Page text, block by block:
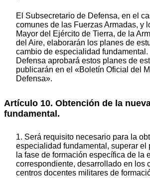
El Subsecretario de Defensa, en el
comunes de las Fuerzas Armadas, y
Mayor del Ejército de Tierra, de la
del Aire, elaborarán los planes de
cambio de especialidad
Defensa aprobará estos planes de
publicarán en el «Boletín Oficial del
Defensa».
Artículo 10. Obtención de la
fundamental.
1. Será requisito necesario para la
especialidad fundamental, superar el
la fase de formación específica de la
correspondiente, desarrollado en los
centros docentes militares de